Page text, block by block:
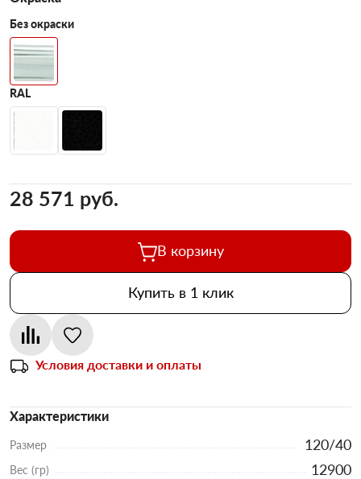
Без окраски
RAL
28 571 pуб.
В корзину
Купить в 1 клик
Условия доставки и оплаты
Характеристики
Размер 120/40
Вес (гр) 12900